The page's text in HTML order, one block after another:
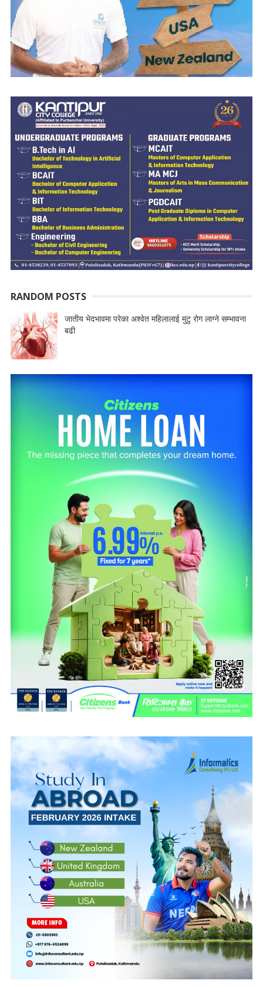
RANDOM POSTS
जातीय भेदभावमा परेका अश्वेत महिलालाई मुटु रोग लाग्ने सम्भावना
बढी